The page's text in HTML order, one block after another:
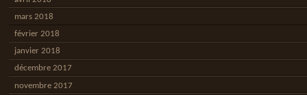
mars 2018
février 2018
janvier 2018
décembre 2017
novembre 2017